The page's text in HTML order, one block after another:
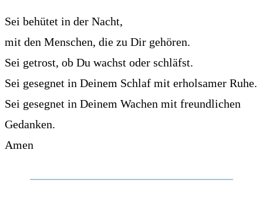
Sei behütet in der Nacht,
mit den Menschen, die zu Dir gehören.
Sei getrost, ob Du wachst oder schläfst.
Sei gesegnet in Deinem Schlaf mit erholsamer Ruhe.
Sei gesegnet in Deinem Wachen mit freundlichen
Gedanken.
Amen